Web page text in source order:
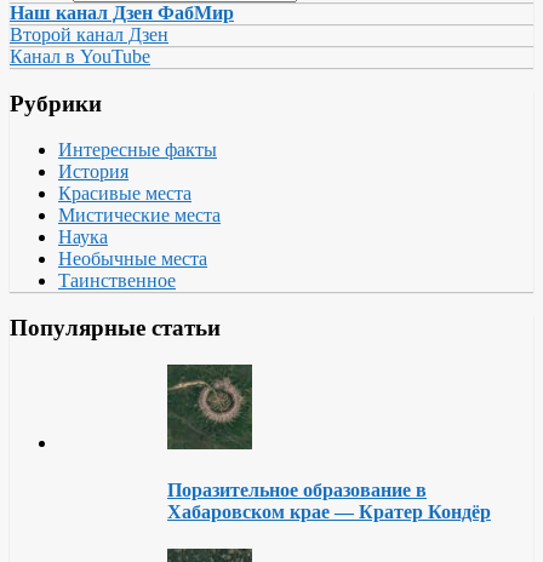
Наш канал Дзен ФабМир
Второй канал Дзен
Канал в YouTube
Рубрики
Интересные факты
История
Красивые места
Мистические места
Наука
Необычные места
Таинственное
Популярные статьи
Поразительное образование в
Хабаровском крае — Кратер Кондёр